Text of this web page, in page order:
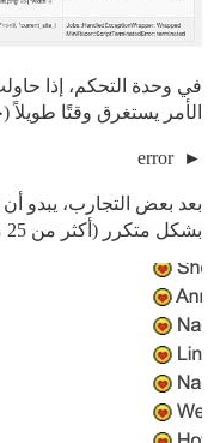
في وحدة التحكم، إذا
الأمر يستغرق وقتًا طويلاً (حوالي 30 ثانية) وينتهي
error
بعد بعض التجارب، يبدو
بشكل متكرر (أكثر من 25 مرة) في نفس المنشور: